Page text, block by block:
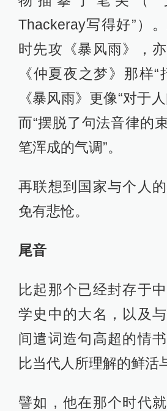
Thackeray写得好”）
时先攻《暴风雨》，
《仲夏夜之梦》那样“
《暴风雨》更像“对于
而“摆脱了句法音律的
笔浑成的气调”。
再联想到国家与个人
免有悲怆。
尾音
比起那个已经封存于
学史中的大名，以及
间遣词造句高超的情
比当代人所理解的鲜活
譬如，他在那个时代